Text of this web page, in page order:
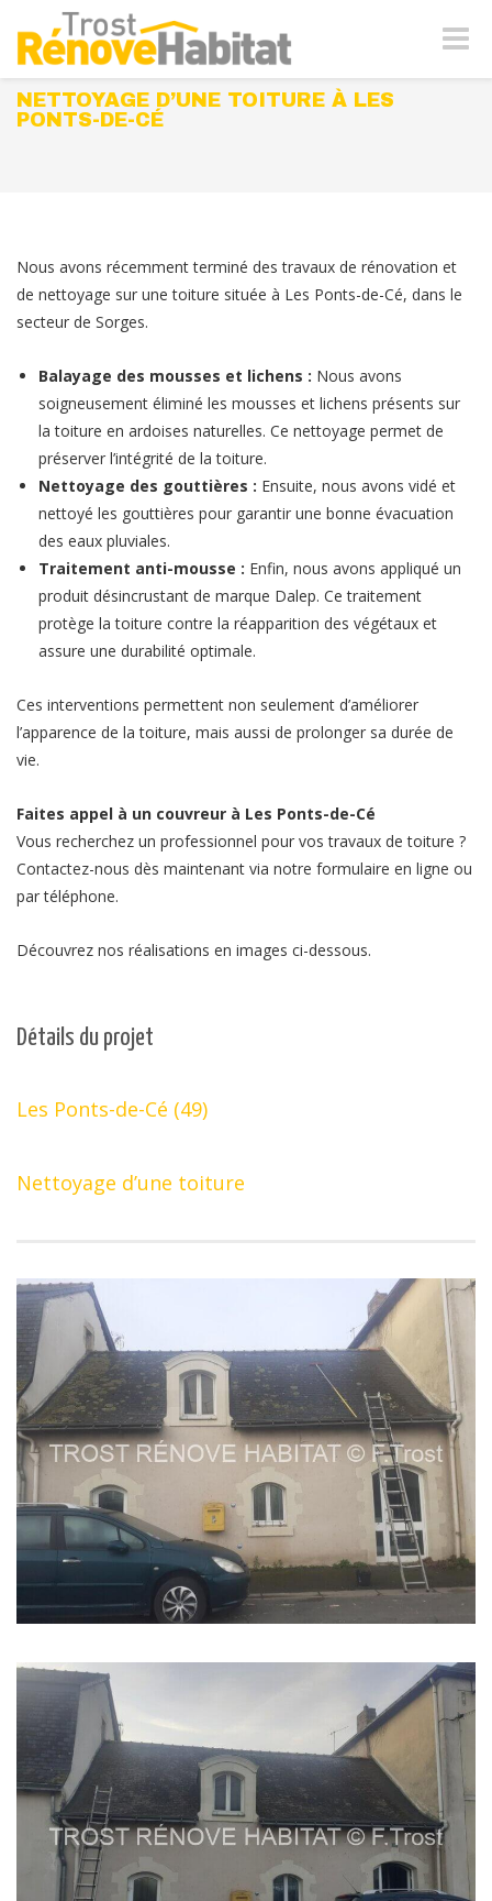
-
NETTOYAGE D’UNE TOITURE À LES
PONTS-DE-CÉ
Nous avons récemment terminé des travaux de rénovation et
de nettoyage sur une toiture située à Les Ponts-de-Cé, dans le
secteur de Sorges.
Balayage des mousses et lichens : Nous avons
soigneusement éliminé les mousses et lichens présents sur
la toiture en ardoises naturelles. Ce nettoyage permet de
préserver l’intégrité de la toiture.
Nettoyage des gouttières : Ensuite, nous avons vidé et
nettoyé les gouttières pour garantir une bonne évacuation
des eaux pluviales.
Traitement anti-mousse : Enfin, nous avons appliqué un
produit désincrustant de marque Dalep. Ce traitement
protège la toiture contre la réapparition des végétaux et
assure une durabilité optimale.
Ces interventions permettent non seulement d’améliorer
l’apparence de la toiture, mais aussi de prolonger sa durée de
vie.
Faites appel à un couvreur à Les Ponts-de-Cé
Vous recherchez un professionnel pour vos travaux de toiture ?
Contactez-nous dès maintenant via notre formulaire en ligne ou
par téléphone.
Découvrez nos réalisations en images ci-dessous.
Détails du projet
Les Ponts-de-Cé (49)
Nettoyage d’une toiture